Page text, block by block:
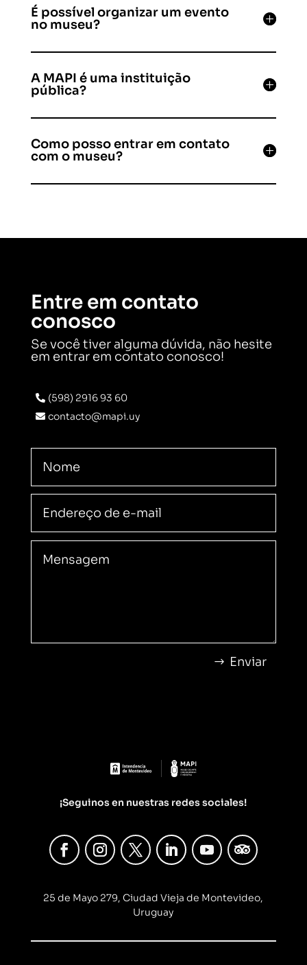
É possível organizar um evento
no museu?
A MAPI é uma instituição
pública?
Como posso entrar em contato
com o museu?
Entre em contato
conosco
Se você tiver alguma dúvida, não hesite
em entrar em contato conosco!
(598) 2916 93 60
contacto@mapi.uy
Enviar
¡Seguinos en nuestras redes sociales!
25 de Mayo 279, Ciudad Vieja de Montevideo,
Uruguay